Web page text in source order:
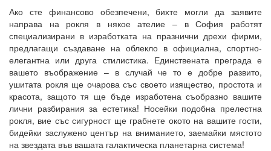
Ако сте финансово обезпечени, бихте могли да заявите
направа на рокля в някое ателие – в София работят
специализирани в изработката на празнични дрехи фирми,
предлагащи създаване на облекло в официална, спортно-
елегантна или друга стилистика. Единствената преграда е
вашето въображение – в случай че то е добре развито,
ушитата рокля ще очарова със своето изящество, простота и
красота, защото тя ще бъде изработена съобразно вашите
лични разбирания за естетика! Носейки подобна прелестна
рокля, вие със сигурност ще грабнете окото на вашите гости,
бидейки заслужено център на вниманието, заемайки мястото
на звездата във вашата галактическа планетарна система!